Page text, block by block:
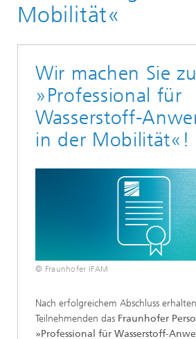
Mobilität«
Wir machen Sie
»Professional für
Wasserstoff-
in der Mobilität«!
© Fraunhofer IFAM
Nach erfolgreichem Abschluss
Teilnehmenden das Fraunhofer
»Professional für Wasserstoff-